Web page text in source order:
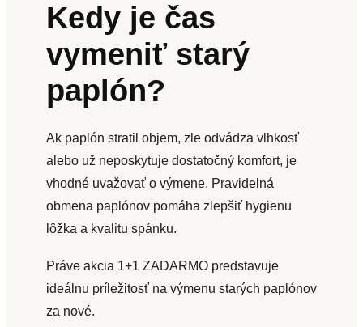
Kedy je čas
vymeniť starý
paplón?
Ak paplón stratil objem, zle odvádza vlhkosť
alebo už neposkytuje dostatočný komfort, je
vhodné uvažovať o výmene. Pravidelná
obmena paplónov pomáha zlepšiť hygienu
lôžka a kvalitu spánku.
Práve akcia 1+1 ZADARMO predstavuje
ideálnu príležitosť na výmenu starých paplónov
za nové.